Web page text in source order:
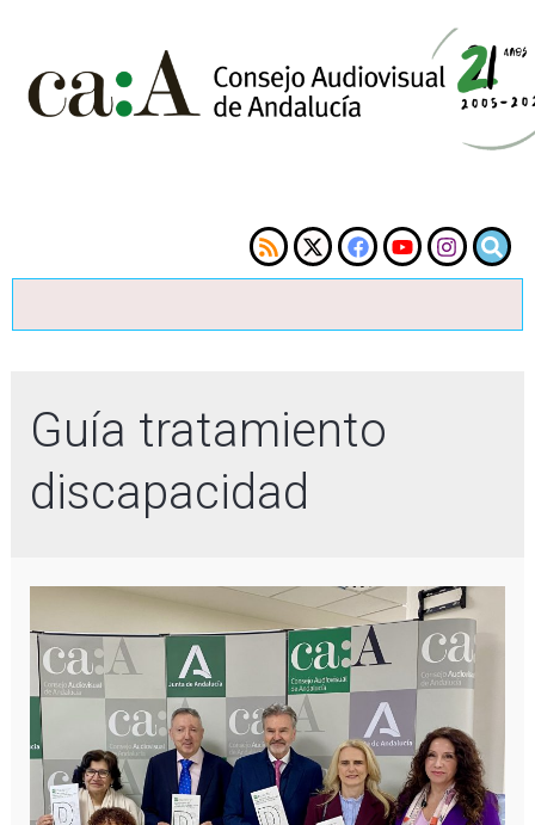
Guía tratamiento
discapacidad